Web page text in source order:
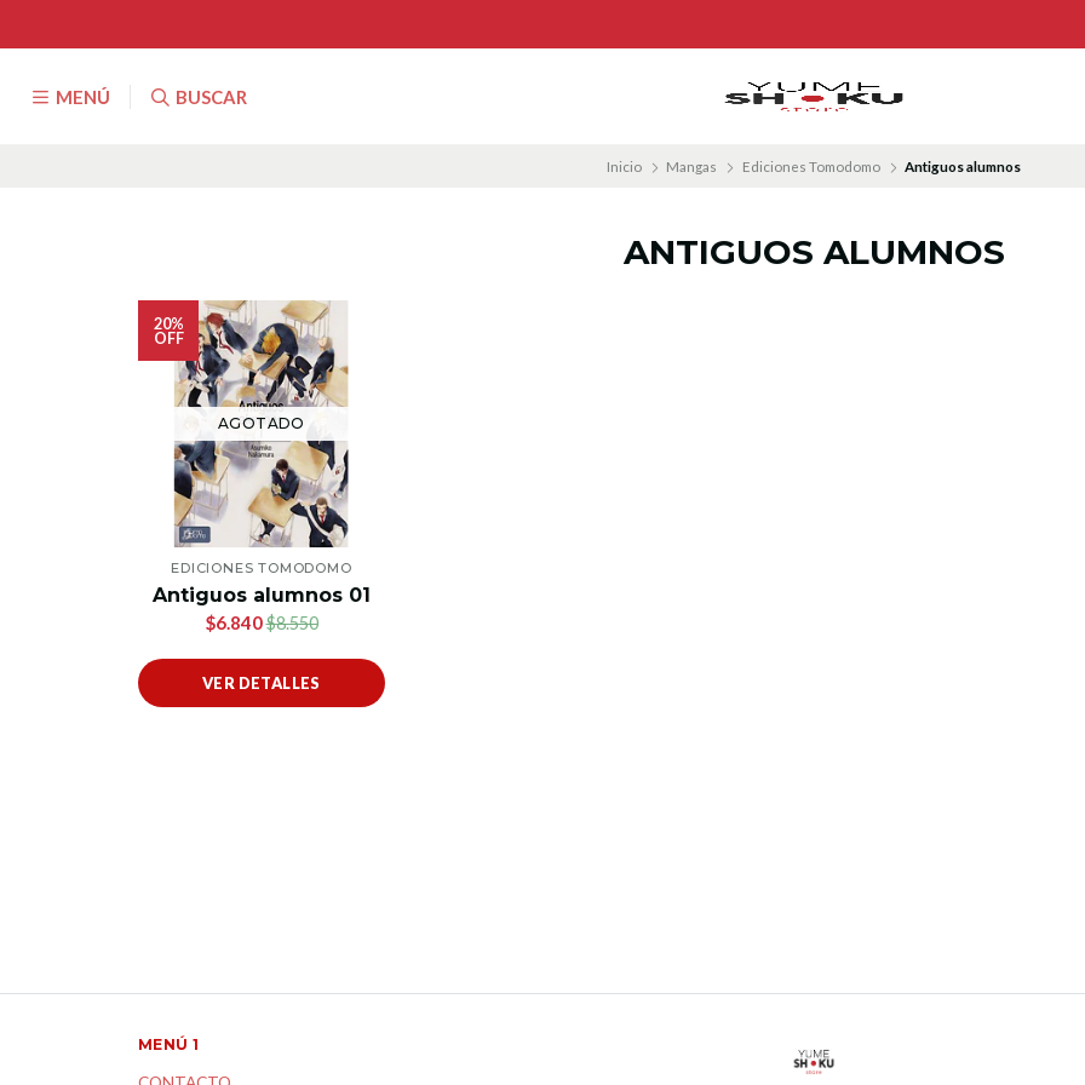
MENÚ BUSCAR
Inicio Mangas Ediciones Tomodomo Antiguos alumnos
ANTIGUOS ALUMNOS
20%
OFF
AGOTADO
EDICIONES TOMODOMO
Antiguos alumnos 01
$6.840$8.550
VER DETALLES
MENÚ 1